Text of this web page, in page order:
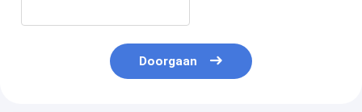
Doorgaan